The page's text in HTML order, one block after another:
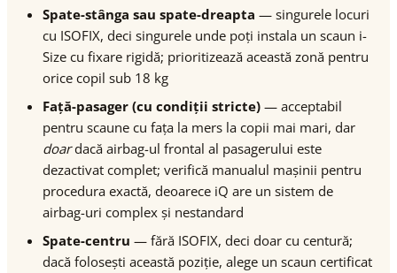
Spate-stânga sau spate-dreapta — singurele locuri
cu ISOFIX, deci singurele unde poți instala un scaun i-
Size cu fixare rigidă; prioritizează această zonă pentru
orice copil sub 18 kg
Față-pasager (cu condiții stricte) — acceptabil
pentru scaune cu fața la mers la copii mai mari, dar
doardacă airbag-ul frontal al pasagerului este
dezactivat complet; verifică manualul mașinii pentru
procedura exactă, deoarece iQ are un sistem de
airbag-uri complex și nestandard
Spate-centru — fără ISOFIX, deci doar cu centură;
dacă folosești această poziție, alege un scaun certificat